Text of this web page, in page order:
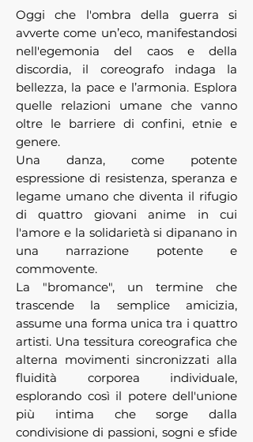
Oggi che l'ombra della guerra si
avverte come un’eco, manifestandosi
nell'egemonia del caos e della
discordia, il coreografo indaga la
bellezza, la pace e l’armonia. Esplora
quelle relazioni umane che vanno
oltre le barriere di confini, etnie e
genere.
Una danza, come potente
espressione di resistenza, speranza e
legame umano che diventa il rifugio
di quattro giovani anime in cui
l'amore e la solidarietà si dipanano in
una narrazione potente e
commovente.
La "bromance", un termine che
trascende la semplice amicizia,
assume una forma unica tra i quattro
artisti. Una tessitura coreografica che
alterna movimenti sincronizzati alla
fluidità corporea individuale,
esplorando così il potere dell'unione
più intima che sorge dalla
condivisione di passioni, sogni e sfide